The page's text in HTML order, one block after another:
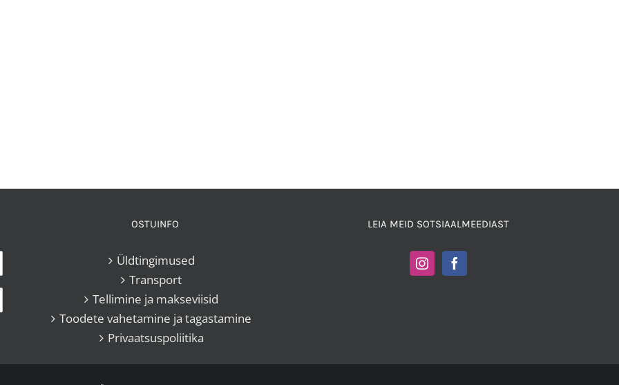
OSTUINFO
Üldtingimused
Transport
Tellimine ja makseviisid
Toodete vahetamine ja tagastamine
Privaatsuspoliitika
LEIA MEID SOTSIAALMEEDIAST